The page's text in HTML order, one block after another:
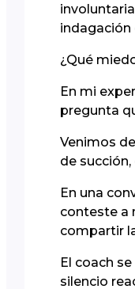
indagación
¿Qué
En mi
pregunta
Venimos
de
En una
conteste a
compartir
El coach
silencio